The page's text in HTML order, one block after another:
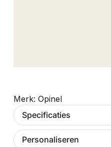
Opinel
Specificaties
Personaliseren